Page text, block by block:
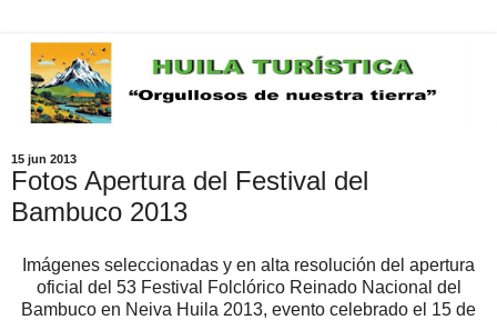
15 jun 2013
Fotos Apertura del Festival del
Bambuco 2013
Imágenes seleccionadas y en alta resolución del apertura
oficial del 53 Festival Folclórico Reinado Nacional del
Bambuco en Neiva Huila 2013, evento celebrado el 15 de